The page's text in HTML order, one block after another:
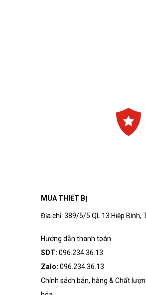
MUA THIẾT BỊ
Địa chỉ: 389/5/5 QL 13 Hiệp Bình,
Hướng dẫn thanh toán
SDT: 096.234.36.13
Zalo: 096.234.36.13
Chính sách bán, hàng & Chất